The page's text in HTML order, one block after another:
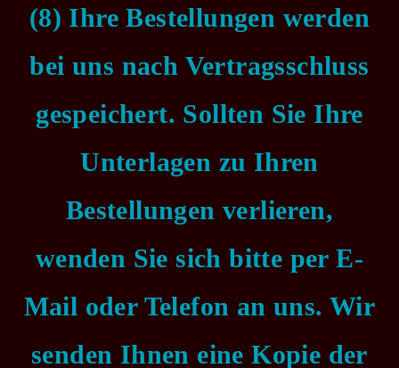
(8) Ihre Bestellungen werden
bei uns nach Vertragsschluss
gespeichert. Sollten Sie Ihre
Unterlagen zu Ihren
Bestellungen verlieren,
wenden Sie sich bitte per E-
Mail oder Telefon an uns. Wir
senden Ihnen eine Kopie der